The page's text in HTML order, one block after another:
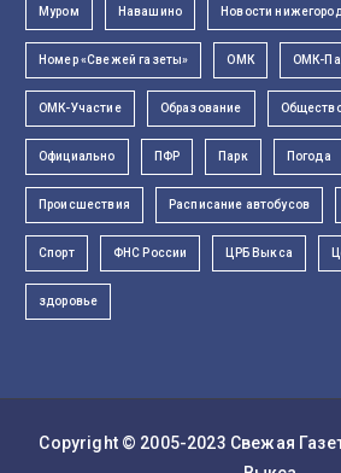
Муром Навашино Новости
Номер «Свежей газеты» ОМК ОМК-
ОМК-Участие Образование
Официально ПФР Парк Погода
Происшествия Расписание автобусов
Спорт ФНС России ЦРБ Выкса
здоровье
Copyright © 2005-2023 Свежая